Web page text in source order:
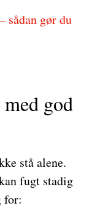
sådan gør du
god
stå alene.
fugt stadig
for: